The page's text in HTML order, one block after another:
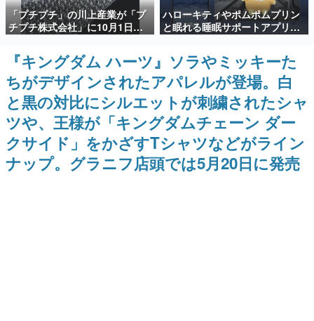
新世代に訊く
これからのデジタルゲーム市場を担う若きクリエイター達
の姿を追い、彼らのルーツと情熱を探っていきます。
ゲーム世代の作家たち
ゲームに多大な影響を受けた作家さんに取材し、ゲームが
日本のコンテンツ産業やカルチャーに与えた影響を探る企
画です。
日本モバイルゲーム産業史
日本のモバイルゲーム史における主要なトピック・タイト
ルを網羅するほか、開発者へのインタビューや識者による
解説を掲載。約20年の歴史が一望できる決定版！
「プチプチ」の川上産業が「プ
チプチ株式会社」に10月1日よ
り社名変更へ。創業58年で初め
ての変更で、“プチッ”と鳴るお
なじみの緩衝材が会社の名前に
ハローキティやポムポムプリン
と眠れる睡眠サポートアプリ
『ゆめたび』が配信中。キャラ
ムも搭載
『キングダム ハーツ』ソラやミッキーた
ちがデザインされたアパレルが登場。白
と黒の対比にシルエットが刺繍されたシャ
ツや、王様が「キングダムチェーン ダー
クサイド」をかざすTシャツなどがライン
ナップ。グラニフ店頭では5月20日に発売